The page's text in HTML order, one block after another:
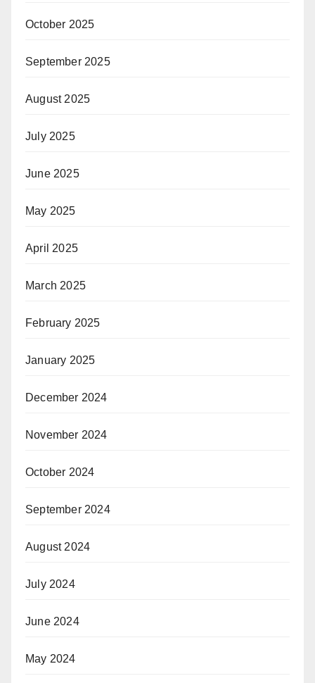
October 2025
September 2025
August 2025
July 2025
June 2025
May 2025
April 2025
March 2025
February 2025
January 2025
December 2024
November 2024
October 2024
September 2024
August 2024
July 2024
June 2024
May 2024